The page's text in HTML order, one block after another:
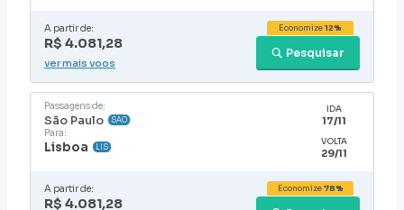
A partir de:
R$ 4.081,28
Pesquisar
Economize12%
ver mais voos
Passagens de:
São Paulo SAO
Para:
Lisboa LIS
IDA
17/11
VOLTA
29/11
A partir de:
R$ 4.081,28
Economize78%